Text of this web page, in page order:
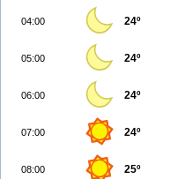
04:00 24º
05:00 24º
06:00 24º
07:00 24º
08:00 25º